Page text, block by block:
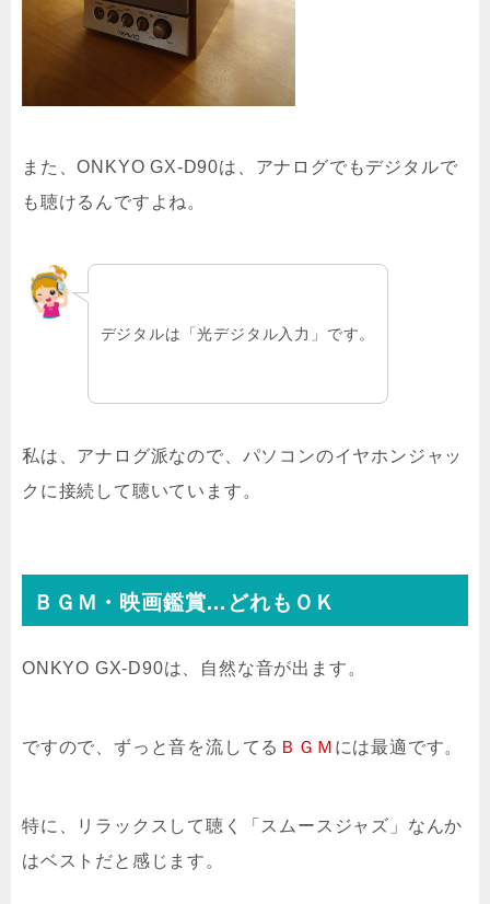
また、ONKYO GX-D90は、アナログでもデジタルで
も聴けるんですよね。
デジタルは「光デジタル入力」です。
私は、アナログ派なので、パソコンのイヤホンジャッ
クに接続して聴いています。
ＢＧＭ・映画鑑賞…どれもＯＫ
ONKYO GX-D90は、自然な音が出ます。
ですので、ずっと音を流してる ＢＧＭ には最適です。
特に、リラックスして聴く「スムースジャズ」なんか
はベストだと感じます。